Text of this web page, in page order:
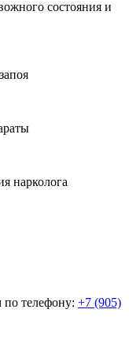
состояния и
нарколога
по телефону: +7 (905)